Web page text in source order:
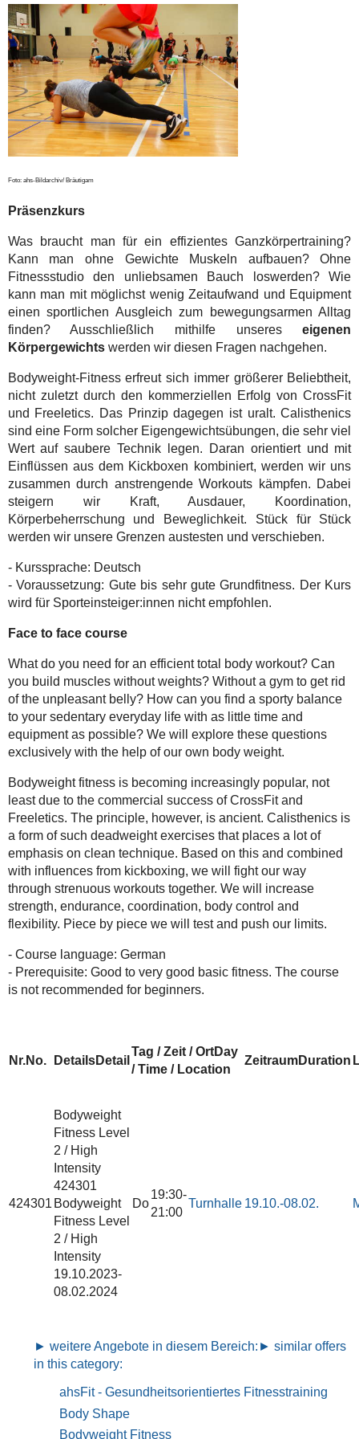
Foto: ahs-Bildarchiv/ Bräutigam
Präsenzkurs
Was braucht man für ein effizientes Ganzkörpertraining?
Kann man ohne Gewichte Muskeln aufbauen? Ohne
Fitnessstudio den unliebsamen Bauch loswerden? Wie
kann man mit möglichst wenig Zeitaufwand und Equipment
einen sportlichen Ausgleich zum bewegungsarmen Alltag
finden? Ausschließlich mithilfe unsereseigenen
Körpergewichtswerden wir diesen Fragen nachgehen.
Bodyweight-Fitness erfreut sich immer größerer Beliebtheit,
nicht zuletzt durch den kommerziellen Erfolg von CrossFit
und Freeletics. Das Prinzip dagegen ist uralt. Calisthenics
sind eine Form solcher Eigengewichtsübungen, die sehr viel
Wert auf saubere Technik legen. Daran orientiert und mit
Einflüssen aus dem Kickboxen kombiniert, werden wir uns
zusammen durch anstrengende Workouts kämpfen. Dabei
steigern wir Kraft, Ausdauer, Koordination,
Körperbeherrschung und Beweglichkeit. Stück für Stück
werden wir unsere Grenzen austesten und verschieben.
- Kurssprache: Deutsch
- Voraussetzung: Gute bis sehr gute Grundfitness. Der Kurs
wird für Sporteinsteiger:innen nicht empfohlen.
Face to face course
What do you need for an efficient total body workout? Can
you build muscles without weights? Without a gym to get rid
of the unpleasant belly? How can you find a sporty balance
to your sedentary everyday life with as little time and
equipment as possible? We will explore these questions
exclusively with the help of our own body weight.
Bodyweight fitness is becoming increasingly popular, not
least due to the commercial success of CrossFit and
Freeletics. The principle, however, is ancient. Calisthenics is
a form of such deadweight exercises that places a lot of
emphasis on clean technique. Based on this and combined
with influences from kickboxing, we will fight our way
through strenuous workouts together. We will increase
strength, endurance, coordination, body control and
flexibility. Piece by piece we will test and push our limits.
- Course language: German
- Prerequisite: Good to very good basic fitness. The course
is not recommended for beginners.
Nr.No. DetailsDetail
Tag / Zeit / OrtDay
/ Time / Location
ZeitraumDuration
424301
Bodyweight
Fitness Level
2 / High
Intensity
424301
Bodyweight
Fitness Level
2 / High
Intensity
19.10.2023-
08.02.2024
Do
19:30-
21:00
Turnhalle 19.10.-08.02.
► weitere Angebote in diesem Bereich: ► similar offers
in this category:
ahsFit - Gesundheitsorientiertes Fitnesstraining
Body Shape
Bodyweight Fitness